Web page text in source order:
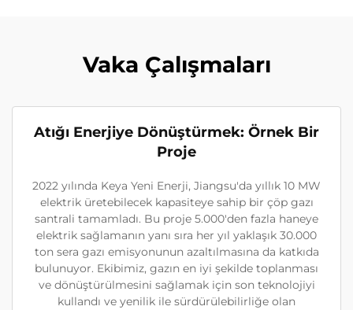
Vaka Çalışmaları
Atığı Enerjiye Dönüştürmek: Örnek Bir
Proje
2022 yılında Keya Yeni Enerji, Jiangsu'da yıllık 10 MW
elektrik üretebilecek kapasiteye sahip bir çöp gazı
santrali tamamladı. Bu proje 5.000'den fazla haneye
elektrik sağlamanın yanı sıra her yıl yaklaşık 30.000
ton sera gazı emisyonunun azaltılmasına da katkıda
bulunuyor. Ekibimiz, gazın en iyi şekilde toplanması
ve dönüştürülmesini sağlamak için son teknolojiyi
kullandı ve yenilik ile sürdürülebilirliğe olan